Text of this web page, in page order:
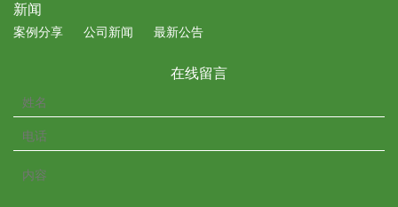
新闻
案例分享 公司新闻 最新公告
在线留言